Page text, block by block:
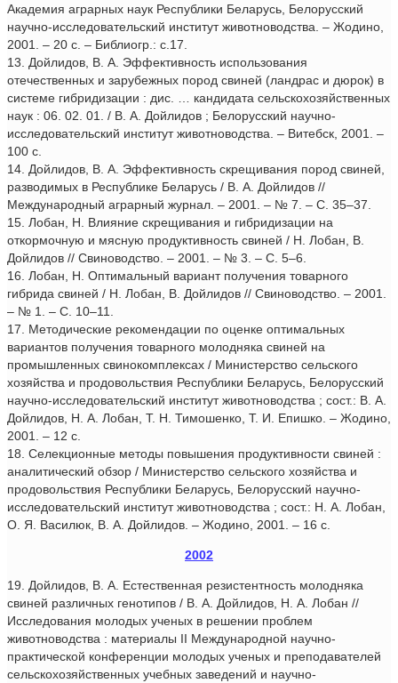
Академия аграрных наук Республики Беларусь, Белорусский
научно-исследовательский институт животноводства. – Жодино,
2001. – 20 с. – Библиогр.: с.17.
13. Дойлидов, В. А. Эффективность использования
отечественных и зарубежных пород свиней (ландрас и дюрок) в
системе гибридизации : дис. … кандидата сельскохозяйственных
наук : 06. 02. 01. / В. А. Дойлидов ; Белорусский научно-
исследовательский институт животноводства. – Витебск, 2001. –
100 с.
14. Дойлидов, В. А. Эффективность скрещивания пород свиней,
разводимых в Республике Беларусь / В. А. Дойлидов //
Международный аграрный журнал. – 2001. – № 7. – С. 35–37.
15. Лобан, Н. Влияние скрещивания и гибридизации на
откормочную и мясную продуктивность свиней / Н. Лобан, В.
Дойлидов // Свиноводство. – 2001. – № 3. – С. 5–6.
16. Лобан, Н. Оптимальный вариант получения товарного
гибрида свиней / Н. Лобан, В. Дойлидов // Свиноводство. – 2001.
– № 1. – С. 10–11.
17. Методические рекомендации по оценке оптимальных
вариантов получения товарного молодняка свиней на
промышленных свинокомплексах / Министерство сельского
хозяйства и продовольствия Республики Беларусь, Белорусский
научно-исследовательский институт животноводства ; сост.: В. А.
Дойлидов, Н. А. Лобан, Т. Н. Тимошенко, Т. И. Епишко. – Жодино,
2001. – 12 с.
18. Селекционные методы повышения продуктивности свиней :
аналитический обзор / Министерство сельского хозяйства и
продовольствия Республики Беларусь, Белорусский научно-
исследовательский институт животноводства ; сост.: Н. А. Лобан,
О. Я. Василюк, В. А. Дойлидов. – Жодино, 2001. – 16 с.
2002
19. Дойлидов, В. А. Естественная резистентность молодняка
свиней различных генотипов / В. А. Дойлидов, Н. А. Лобан //
Исследования молодых ученых в решении проблем
животноводства : материалы II Международной научно-
практической конференции молодых ученых и преподавателей
сельскохозяйственных учебных заведений и научно-